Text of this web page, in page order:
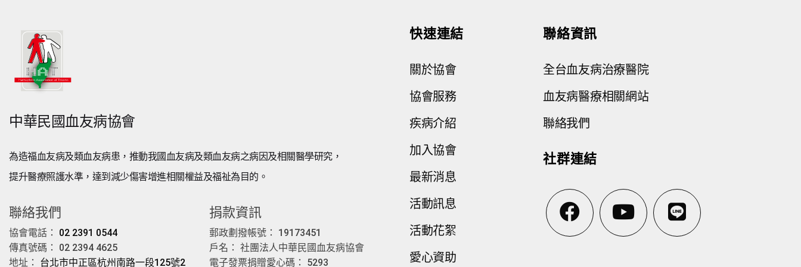
中華民國血友病協會
為造福血友病及類血友病患，推動我國血友病及類血友病之病因及相關醫學研究，
提升醫療照護水準，達到減少傷害增進相關權益及福祉為目的。
聯絡我們
協會電話： 02 2391 0544
傳真號碼： 02 2394 4625
地址： 台北市中正區杭州南路一段125號2
捐款資訊
郵政劃撥帳號： 19173451
戶名： 社團法人中華民國血友病協會
電子發票捐贈愛心碼： 5293
快速連結
關於協會
協會服務
疾病介紹
加入協會
最新消息
活動訊息
活動花絮
愛心資助
聯絡資訊
全台血友病治療醫院
血友病醫療相關網站
聯絡我們
社群連結